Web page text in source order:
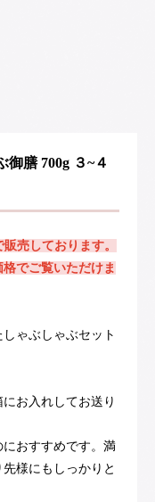
膳 700g ３~４
売しております。
でご覧いただけま
ゃぶしゃぶセット
お入れしてお送り
おすすめです。満
様にもしっかりと